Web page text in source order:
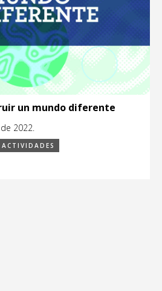
un mundo diferente
2022.
ACTIVIDADES